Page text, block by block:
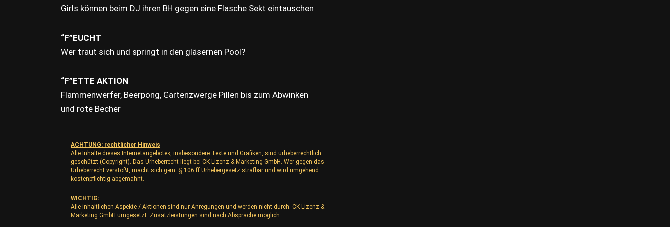
Girls können beim DJ ihren BH gegen eine Flasche Sekt eintauschen
“F”EUCHT
Wer traut sich und springt in den gläsernen Pool?
“F”ETTE AKTION
Flammenwerfer, Beerpong, Gartenzwerge Pillen bis zum Abwinken
und rote Becher
ACHTUNG: rechtlicher Hinweis
Alle Inhalte dieses Internetangebotes, insbesondere Texte und Grafiken, sind urheberrechtlich
geschützt (Copyright). Das Urheberrecht liegt bei CK Lizenz & Marketing GmbH. Wer gegen das
Urheberrecht verstößt, macht sich gem. § 106 ff Urhebergesetz strafbar und wird umgehend
kostenpflichtig abgemahnt.
WICHTIG:
Alle inhaltlichen Aspekte / Aktionen sind nur Anregungen und werden nicht durch. CK Lizenz &
Marketing GmbH umgesetzt. Zusatzleistungen sind nach Absprache möglich.